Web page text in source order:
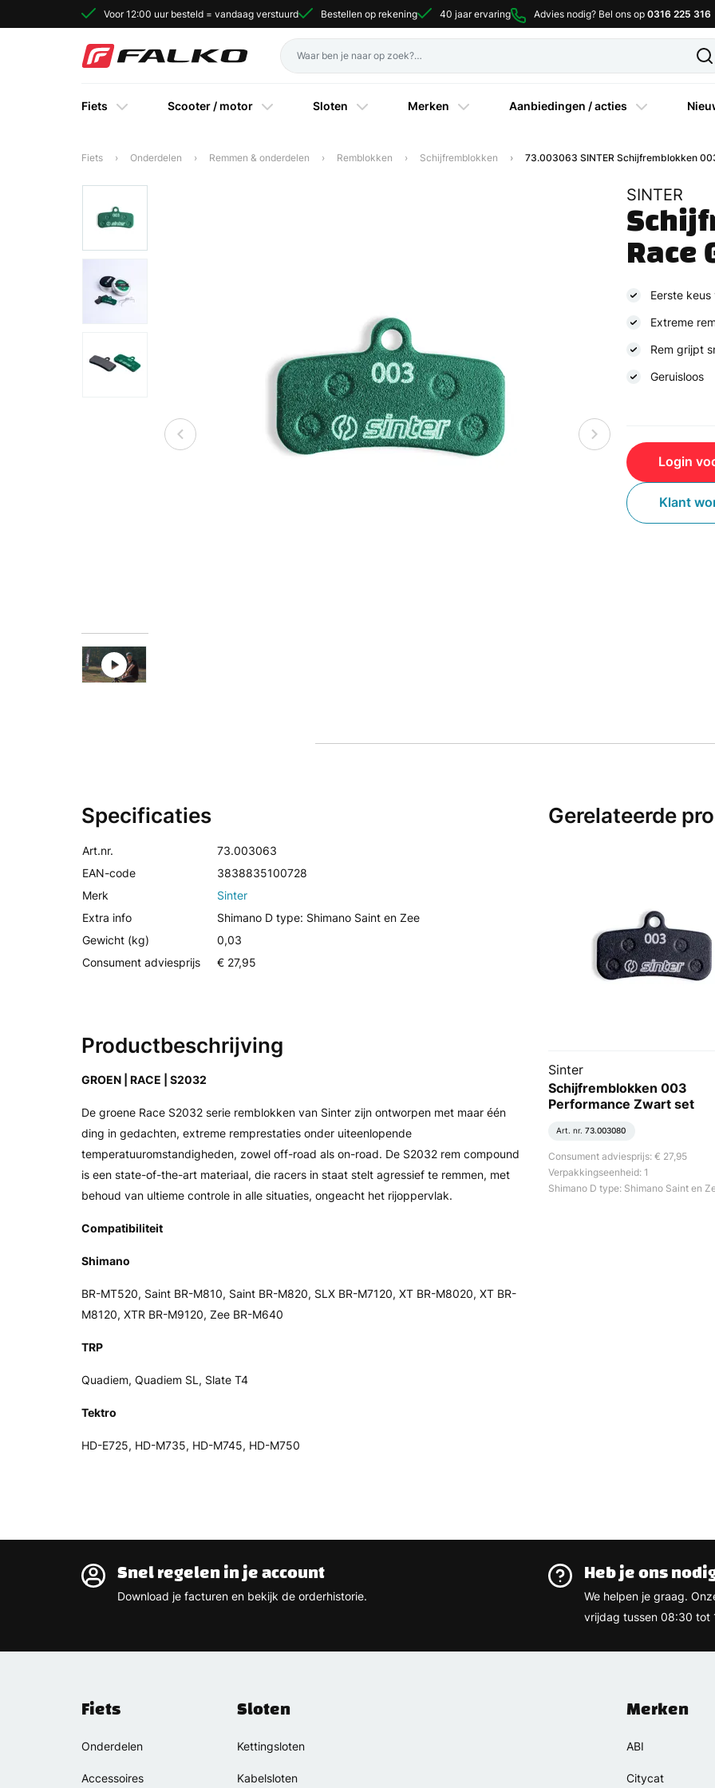
Voor 12:00 uur besteld = vandaag verstuurd Bestellen op rekening 40 jaar ervaring Advies nodig? Bel ons op 0316 225 316
Fiets Scooter / motor Sloten Merken Aanbiedingen / acties
Fiets Onderdelen Remmen & onderdelen Remblokken Schijfremblokken 73.003063 SINTER Schijfremblokken
SINTER
Race
Eerste
Extreme
Rem grijpt
Geruisloos
Login
Klant
Specificaties
Art.nr.
73.003063
EAN-code
3838835100728
Merk
Sinter
Extra info
Shimano D type: Shimano Saint en Zee
Gewicht (kg)
0,03
Consument adviesprijs
€ 27,95
Productbeschrijving
GROEN | RACE | S2032
De groene Race S2032 serie remblokken van Sinter zijn ontworpen met maar één
ding in gedachten, extreme remprestaties onder uiteenlopende
temperatuuromstandigheden, zowel off-road als on-road. De S2032 rem compound
is een state-of-the-art materiaal, die racers in staat stelt agressief te remmen, met
behoud van ultieme controle in alle situaties, ongeacht het rijoppervlak.
Compatibiliteit
Shimano
BR-MT520, Saint BR-M810, Saint BR-M820, SLX BR-M7120, XT BR-M8020, XT BR-
M8120, XTR BR-M9120, Zee BR-M640
TRP
Quadiem, Quadiem SL, Slate T4
Tektro
HD-E725, HD-M735, HD-M745, HD-M750
Gerelateerde
Sinter
Schijfremblokken 003
Performance Zwart set
Art. nr. 73.003080
Consument adviesprijs: € 27,95
Verpakkingseenheid: 1
Shimano D type: Shimano Saint en
Snel regelen in je account
Download je facturen en bekijk de orderhistorie.
Heb je ons
We helpen je graag.
vrijdag tussen 08:30 tot
Fiets
Onderdelen
Accessoires
Sloten
Kettingsloten
Kabelsloten
Merken
ABI
Citycat